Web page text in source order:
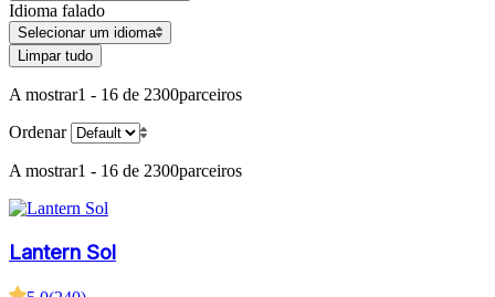
Idioma falado
Selecionar um idioma
Limpar tudo
A mostrar1 - 16 de 2300parceiros
Ordenar
A mostrar1 - 16 de 2300parceiros
Lantern Sol